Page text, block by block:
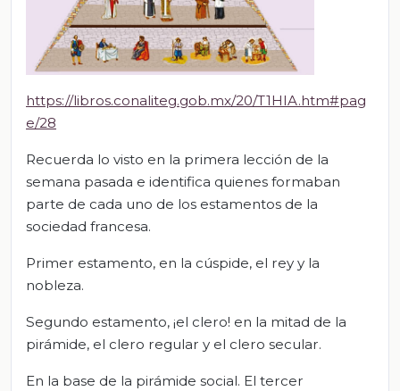
https://libros.conaliteg.gob.mx/20/T1HIA.htm#pag
e/28
Recuerda lo visto en la primera lección de la
semana pasada e identifica quienes formaban
parte de cada uno de los estamentos de la
sociedad francesa.
Primer estamento, en la cúspide, el rey y la
nobleza.
Segundo estamento, ¡el clero! en la mitad de la
pirámide, el clero regular y el clero secular.
En la base de la pirámide social. El tercer